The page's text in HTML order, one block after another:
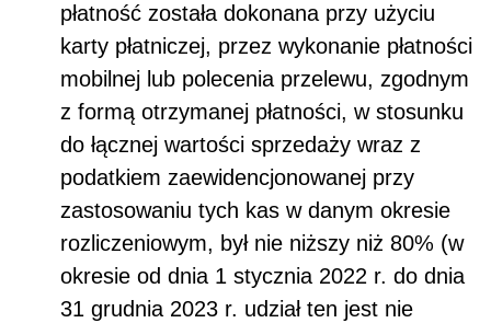
płatność została dokonana przy użyciu
karty płatniczej, przez wykonanie płatności
mobilnej lub polecenia przelewu, zgodnym
z formą otrzymanej płatności, w stosunku
do łącznej wartości sprzedaży wraz z
podatkiem zaewidencjonowanej przy
zastosowaniu tych kas w danym okresie
rozliczeniowym, był nie niższy niż 80% (w
okresie od dnia 1 stycznia 2022 r. do dnia
31 grudnia 2023 r. udział ten jest nie